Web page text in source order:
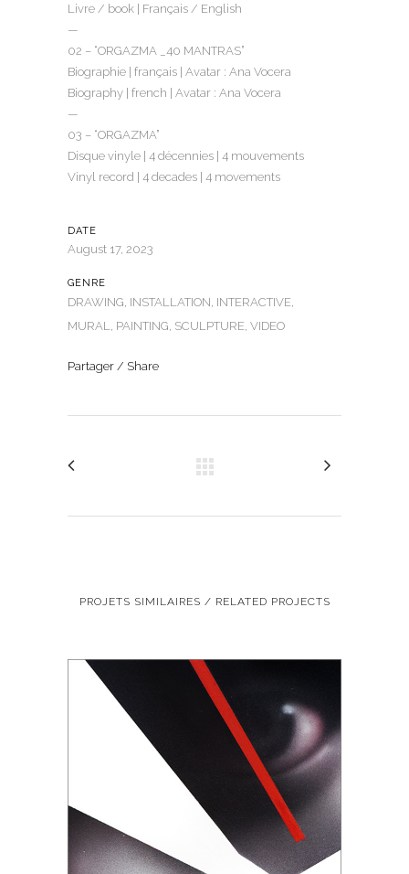
Livre / book | Français / English
—
02 – “ORGAZMA _40 MANTRAS”
Biographie | français | Avatar : Ana Vocera
Biography | french | Avatar : Ana Vocera
—
03 – “ORGAZMA”
Disque vinyle | 4 décennies | 4 mouvements
Vinyl record | 4 decades | 4 movements
DATE
August 17, 2023
GENRE
DRAWING, INSTALLATION, INTERACTIVE,
MURAL, PAINTING, SCULPTURE, VIDEO
Partager / Share
PROJETS SIMILAIRES / RELATED PROJECTS